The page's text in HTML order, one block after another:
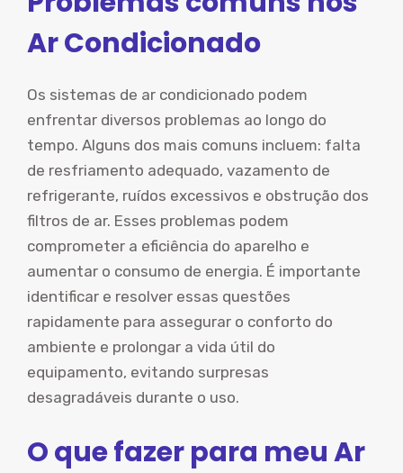
Ar Condicionado
Os sistemas de ar condicionado podem
enfrentar diversos problemas ao longo do
tempo. Alguns dos mais comuns incluem: falta
de resfriamento adequado, vazamento de
refrigerante, ruídos excessivos e obstrução dos
filtros de ar. Esses problemas podem
comprometer a eficiência do aparelho e
aumentar o consumo de energia. É importante
identificar e resolver essas questões
rapidamente para assegurar o conforto do
ambiente e prolongar a vida útil do
equipamento, evitando surpresas
desagradáveis durante o uso.
O que fazer para meu Ar